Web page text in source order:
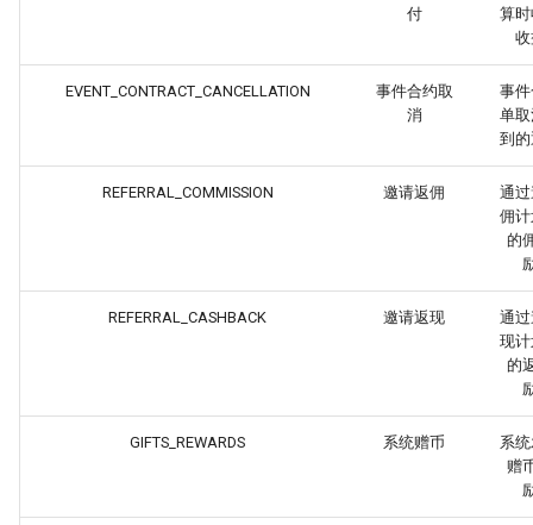
付
算
EVENT_CONTRACT_CANCELLATION
事件合约取
消
事
单
到
REFERRAL_COMMISSION 邀请返佣
通
佣
的
REFERRAL_CASHBACK 邀请返现
通
现
的
GIFTS_REWARDS 系统赠币
系
赠